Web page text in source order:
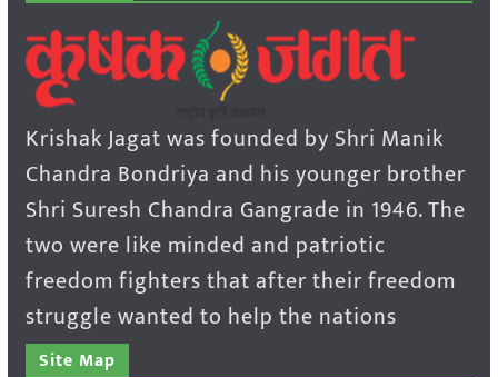
Krishak Jagat was founded by Shri Manik
Chandra Bondriya and his younger brother
Shri Suresh Chandra Gangrade in 1946. The
two were like minded and patriotic
freedom fighters that after their freedom
struggle wanted to help the nations
Site Map